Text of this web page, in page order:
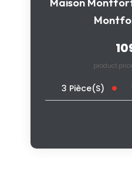
Maison
3 Pièce(s)